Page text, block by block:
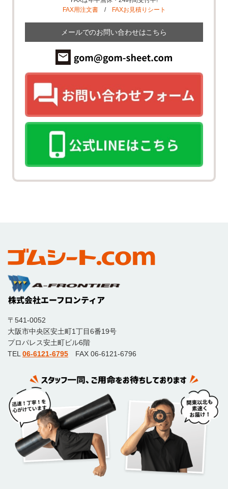
FAX用注文書/ FAXお見積りシート
メールでのお問い合わせはこちら
〒541-0052
大阪市中央区安土町1丁目6番19号
プロパレス安土町ビル6階
TEL 06-6121-6795 FAX 06-6121-6796